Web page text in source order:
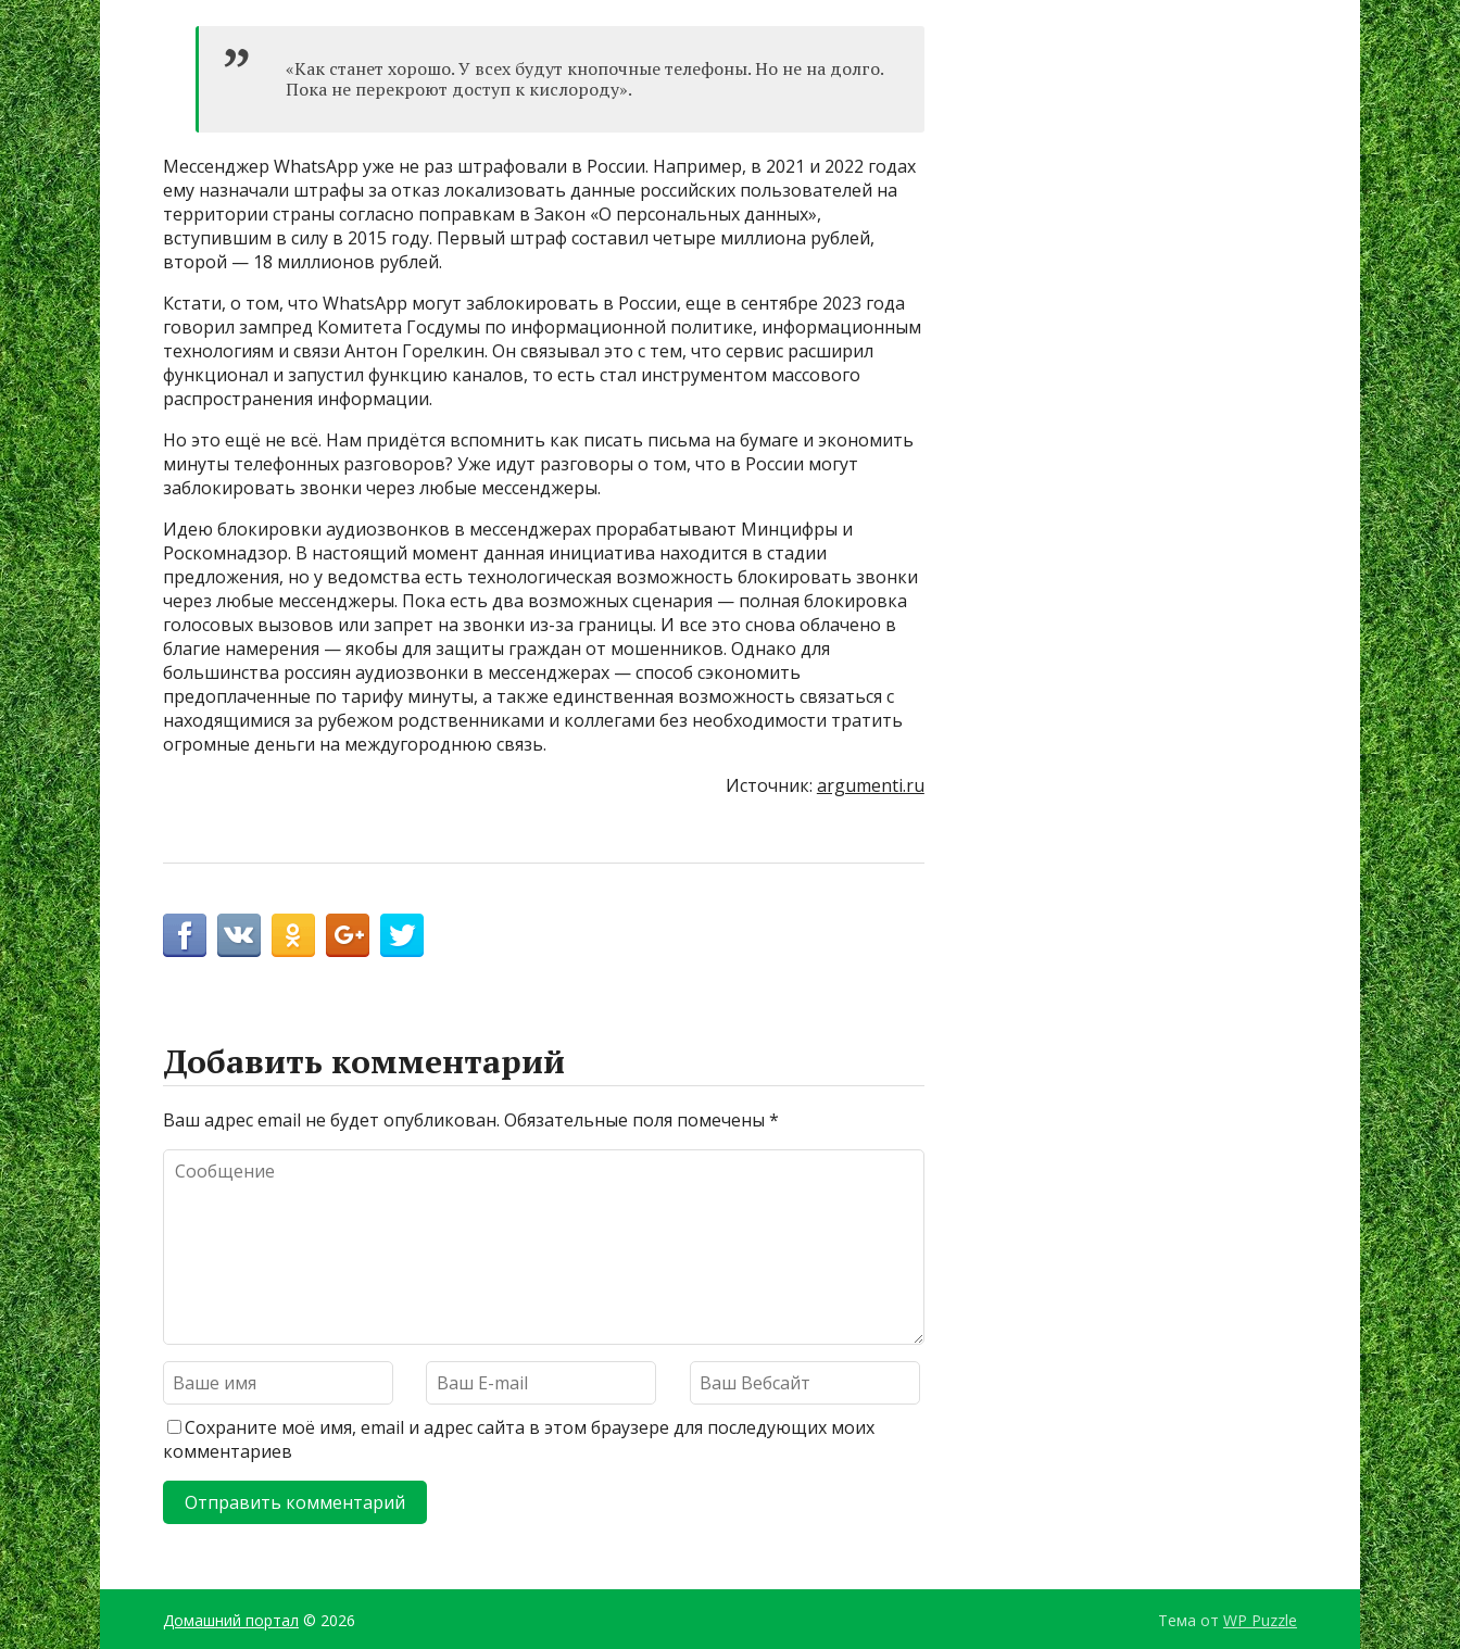
«Как станет хорошо. У всех будут кнопочные телефоны. Но не на долго.
Пока не перекроют доступ к кислороду».
Мессенджер WhatsApp уже не раз штрафовали в России. Например, в 2021 и 2022 годах
ему назначали штрафы за отказ локализовать данные российских пользователей на
территории страны согласно поправкам в Закон «О персональных данных»,
вступившим в силу в 2015 году. Первый штраф составил четыре миллиона рублей,
второй — 18 миллионов рублей.
Кстати, о том, что WhatsApp могут заблокировать в России, еще в сентябре 2023 года
говорил зампред Комитета Госдумы по информационной политике, информационным
технологиям и связи Антон Горелкин. Он связывал это с тем, что сервис расширил
функционал и запустил функцию каналов, то есть стал инструментом массового
распространения информации.
Но это ещё не всё. Нам придётся вспомнить как писать письма на бумаге и экономить
минуты телефонных разговоров? Уже идут разговоры о том, что в России могут
заблокировать звонки через любые мессенджеры.
Идею блокировки аудиозвонков в мессенджерах прорабатывают Минцифры и
Роскомнадзор. В настоящий момент данная инициатива находится в стадии
предложения, но у ведомства есть технологическая возможность блокировать звонки
через любые мессенджеры. Пока есть два возможных сценария — полная блокировка
голосовых вызовов или запрет на звонки из-за границы. И все это снова облачено в
благие намерения — якобы для защиты граждан от мошенников. Однако для
большинства россиян аудиозвонки в мессенджерах — способ сэкономить
предоплаченные по тарифу минуты, а также единственная возможность связаться с
находящимися за рубежом родственниками и коллегами без необходимости тратить
огромные деньги на междугороднюю связь.
Источник: argumenti.ru
Добавить комментарий
Ваш адрес email не будет опубликован. Обязательные поля помечены *
Сохраните моё имя, email и адрес сайта в этом браузере для последующих моих
комментариев
Домашний портал © 2026 Тема от WP Puzzle